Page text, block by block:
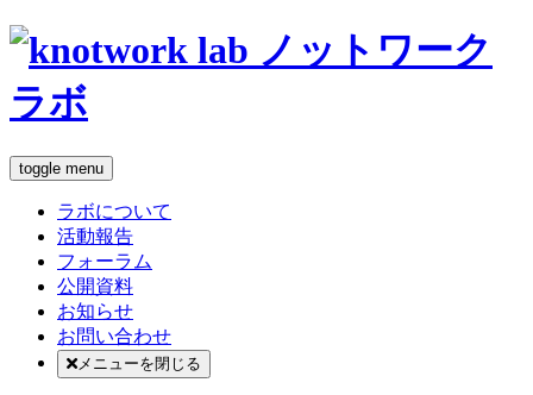
toggle menu
ラボについて
活動報告
フォーラム
公開資料
お知らせ
お問い合わせ
メニューを閉じる